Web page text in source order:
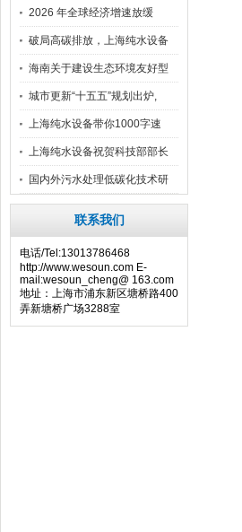
2026 年全球经济增速放缓
破局高碳排放，上海纯水设备
汇
海南关于建设生态环境友好型
自
城市更新“十五五”规划出炉,
上海纯水设备带你1000字速
上海纯水设备祝贺科技部部长
阴
国内外污水处理低碳化技术研
究
联系我们
电话/Tel:13013786468
http://www.wesoun.com E-
mail:wesoun_cheng@ 163.com
地址：上海市浦东新区塘桥路400
弄新塘桥广场3288室